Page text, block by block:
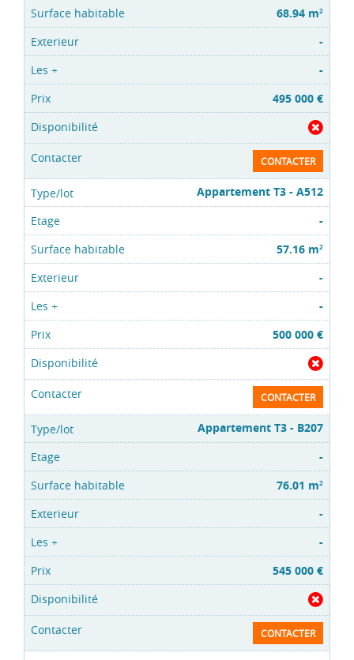
68.94 m2
-
-
495 000 €
CONTACTER
Appartement T3 - A512
-
57.16 m2
-
-
500 000 €
CONTACTER
Appartement T3 - B207
-
76.01 m2
-
-
545 000 €
CONTACTER